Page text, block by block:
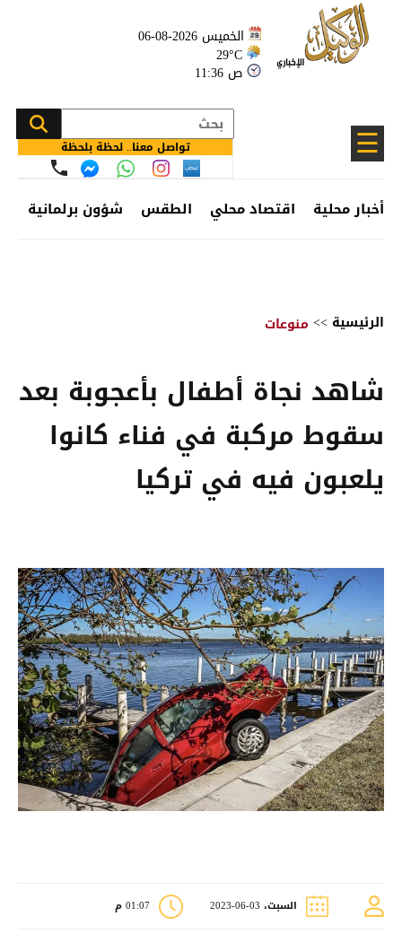
الخميس 2026-08-06
29°C
11:36 ص
☰ تواصل معنا.. لحظة بلحظة
أخبار محلية اقتصاد محلي الطقس شؤون برلمانية
الرئيسية >> منوعات
شاهد نجاة أطفال بأعجوبة بعد
سقوط مركبة في فناء كانوا
يلعبون فيه في تركيا
السبت، 03-06-2023 01:07 م